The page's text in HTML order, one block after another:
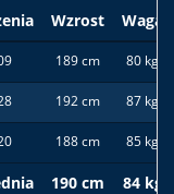
Wzrost
Waga
189 cm 80 kg
192 cm 87 kg
188 cm 85 kg
190 cm 84 kg